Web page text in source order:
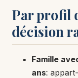
Par profil
décision
Famille
ans: